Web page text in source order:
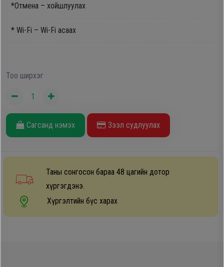
*Отмена – хойшлуулах
* Wi-Fi – Wi-Fi асаах
Тоо ширхэг
Сагсанд нэмэх Зээл судлуулах
Таны сонгосон бараа 48 цагийн дотор
хүргэгдэнэ.
Хүргэлтийн бүс харах